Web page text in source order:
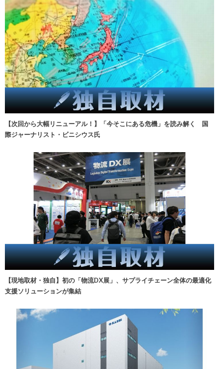
【次回から大幅リニューアル！】「今そこにある危機」を読み解く 国
際ジャーナリスト・ビニシウス氏
【現地取材・独自】初の「物流DX展」、サプライチェーン全体の最適化
支援ソリューションが集結